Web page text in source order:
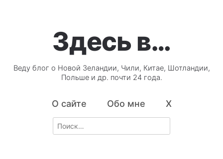
Здесь в…
Веду блог о Новой Зеландии, Чили, Китае, Шотландии,
Польше и др. почти 24 года.
О сайте Обо мне X
Search
for: